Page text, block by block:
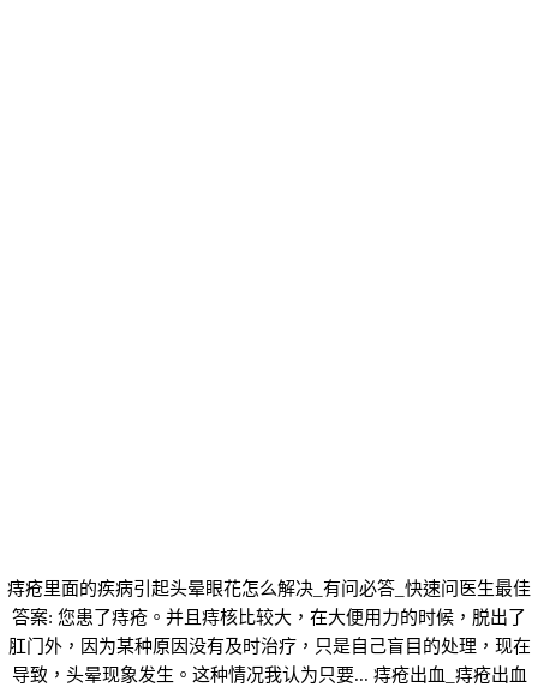
痔疮里面的疾病引起头晕眼花怎么解决_有问必答_快速问医生最佳
答案: 您患了痔疮。并且痔核比较大，在大便用力的时候，脱出了
肛门外，因为某种原因没有及时治疗，只是自己盲目的处理，现在
导致，头晕现象发生。这种情况我认为只要... 痔疮出血_痔疮出血